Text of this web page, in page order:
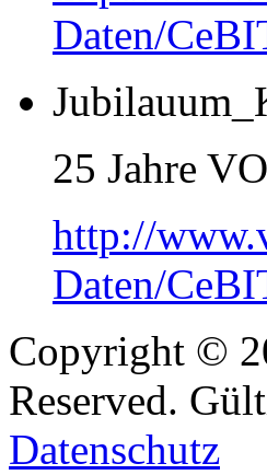
Daten/
25 Jahre
http://
Daten/
Copyright ©
Reserved.
Datenschutz